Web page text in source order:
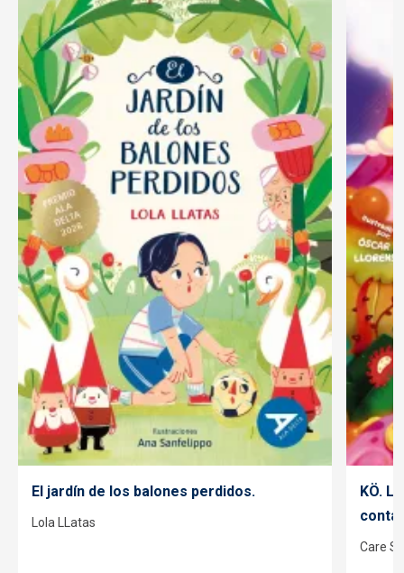
El jardín de los balones perdidos.
Lola LLatas
KÖ.
Care